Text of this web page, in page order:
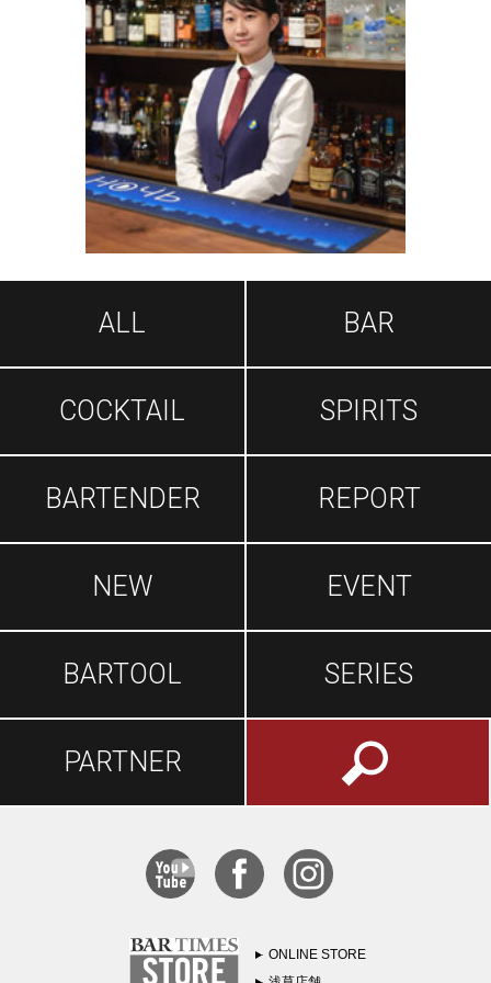
ALL BAR
COCKTAIL SPIRITS
BARTENDER REPORT
NEW EVENT
BARTOOL SERIES
PARTNER
ONLINE STORE